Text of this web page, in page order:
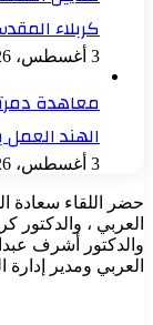
كربلاء
3 أغسطس، 2026
معاهدة
الهند العمل
3 أغسطس، 2026
حضر اللقاء سعادة
العربي ، والدكتور
والدكتور أشرف
العربي ومدير إدارة